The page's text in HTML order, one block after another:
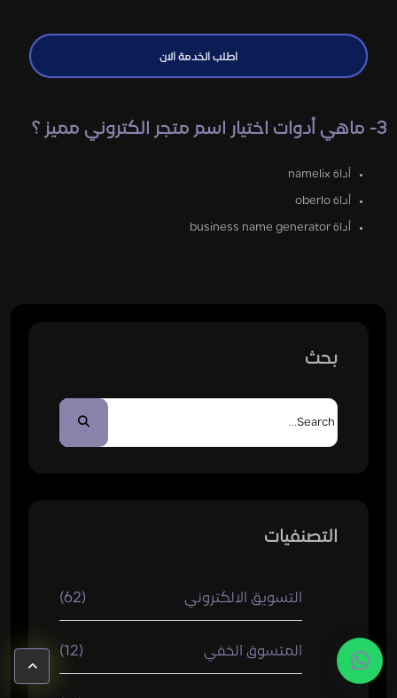
اطلب الخدمة الان
3- ماهي أدوات اختيار اسم متجر الكتروني مميز ؟
أداة namelix
أداة oberlo
أداة business name generator
بحث
التصنفيات
التسويق الالكتروني (62)
المتسوق الخفي (12)